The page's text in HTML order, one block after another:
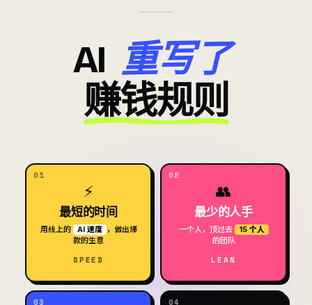
AI 重写了
赚钱规则
01
⚡
最短的时间
用线上的 AI 速度 ，做出爆
款的生意
SPEED
02
👥
最少的人手
一个人，顶过去
15 个人
的团队
LEAN
03 04